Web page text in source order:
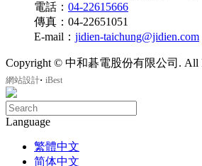
電話： 04-22615666
傳真：04-22651051
E-mail： jidien-taichung@jidien.com
Copyright © 中和碁電股份有限公司. All
網站設計‧ iBest
Language
繁體中文
简体中文